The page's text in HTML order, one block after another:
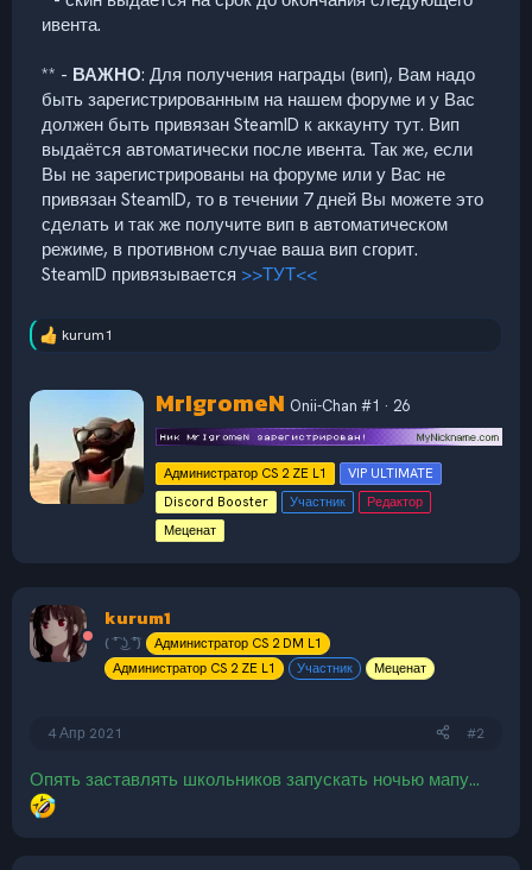
ивента.
** - ВАЖНО: Для получения награды (вип), Вам надо
быть зарегистрированным на нашем форуме и у Вас
должен быть привязан SteamID к аккаунту тут. Вип
выдаётся автоматически после ивента. Так же, если
Вы не зарегистрированы на форуме или у Вас не
привязан SteamID, то в течении 7 дней Вы можете это
сделать и так же получите вип в автоматическом
режиме, в противном случае ваша вип сгорит.
SteamID привязывается >>ТУТ<<
Р
и
:
kurum1
А
в
т
о
р
MrIgromeN Onii-Chan #1 · 26
Администратор CS 2 ZE L1
VIP ULTIMATE
Discord Booster
Участник
Редактор
Меценат
kurum1
( ͡° ͜ʖ ͡°)
Администратор CS 2 DM L1
Администратор CS 2 ZE L1
Участник Меценат
4 Апр 2021 #2
Опять заставлять школьников запускать ночью мапу...